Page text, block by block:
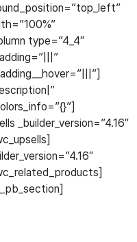
type=”4_4″
_builder_version=”4.16″